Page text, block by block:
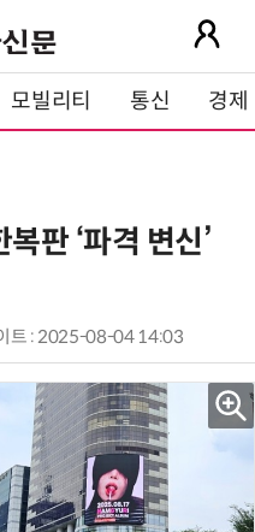
모빌리티 통신 경제
판 ‘파격 변신’
트 : 2025-08-04 14:03